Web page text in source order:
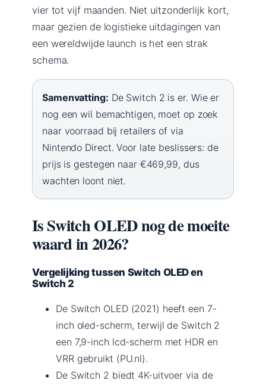
vier tot vijf maanden. Niet uitzonderlijk kort,
maar gezien de logistieke uitdagingen van
een wereldwijde launch is het een strak
schema.
Samenvatting: De Switch 2 is er. Wie er
nog een wil bemachtigen, moet op zoek
naar voorraad bij retailers of via
Nintendo Direct. Voor late beslissers: de
prijs is gestegen naar €469,99, dus
wachten loont niet.
Is Switch OLED nog de moeite
waard in 2026?
Vergelijking tussen Switch OLED en
Switch 2
De Switch OLED (2021) heeft een 7-
inch oled-scherm, terwijl de Switch 2
een 7,9-inch lcd-scherm met HDR en
VRR gebruikt (PU.nl).
De Switch 2 biedt 4K-uitvoer via de